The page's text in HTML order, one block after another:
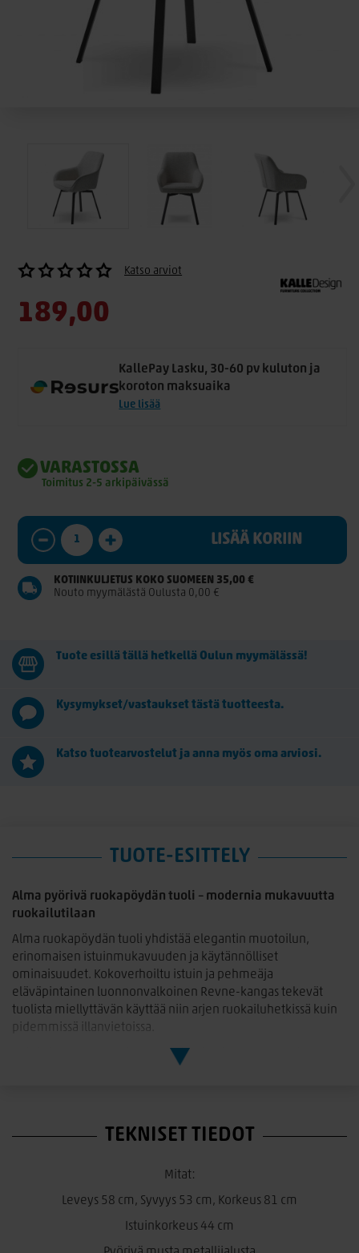
Katso arviot
189,00
KallePay Lasku, 30-60 pv kuluton ja
koroton maksuaika
Lue lisää
VARASTOSSA
Toimitus 2-5 arkipäivässä
LISÄÄ KORIIN
KOTIINKULJETUS KOKO SUOMEEN 35,00 €
Nouto myymälästä Oulusta 0,00 €
Tuote esillä tällä hetkellä Oulun myymälässä!
Kysymykset/vastaukset tästä tuotteesta.
Katso tuotearvostelut ja anna myös oma arviosi.
TUOTE-ESITTELY
Alma pyörivä ruokapöydän tuoli – modernia mukavuutta
ruokailutilaan
Alma ruokapöydän tuoli yhdistää elegantin muotoilun,
erinomaisen istuinmukavuuden ja käytännölliset
ominaisuudet. Kokoverhoiltu istuin ja pehmeäja
eläväpintainen luonnonvalkoinen Revne-kangas tekevät
tuolista miellyttävän käyttää niin arjen ruokailuhetkissä kuin
pidemmissä illanvietoissa.
Pyörivä musta metallijalusta lisää käyttömukavuutta ja tekee
Alma-tuolin pehmeä muotoilu ja laadukkaat materiaalit
monenlaisten ruokapöytien ympärille.
Leveys 58 cm, syvyys 53 cm, korkeus 81 cm
Istuinkorkeus 44 cm
TEKNISET TIEDOT
Mitat:
Leveys 58 cm, Syvyys 53 cm, Korkeus 81 cm
Istuinkorkeus 44 cm